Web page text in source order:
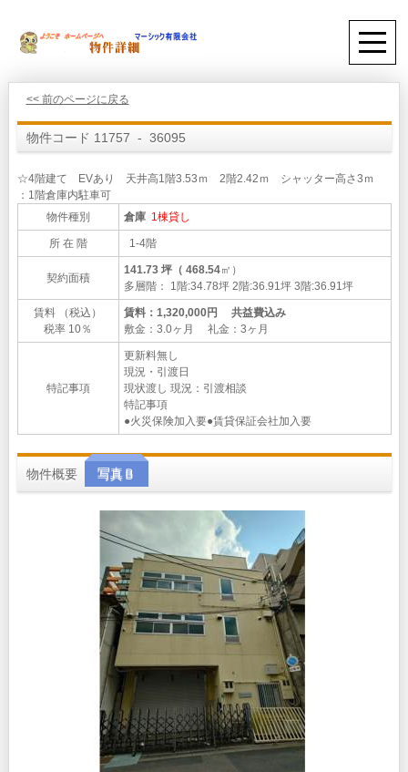
<< 前のページに戻る
物件コード 11757 - 36095
☆4階建て EVあり 天井高1階3.53ｍ 2階2.42ｍ シャッター高さ3ｍ
：1階倉庫内駐車可
物件種別
倉庫 1棟貸し
所 在 階 1-4階
契約面積
141.73 坪（ 468.54㎡）
多層階： 1階:34.78坪 2階:36.91坪 3階:36.91坪
賃料 （税込）
税率 10％
賃料：1,320,000円 共益費込み
敷金：3.0ヶ月 礼金：3ヶ月
特記事項
更新料無し
現況・引渡日
現状渡し 現況：引渡相談
特記事項
●火災保険加入要●賃貸保証会社加入要
物件概要 写真Ｂ